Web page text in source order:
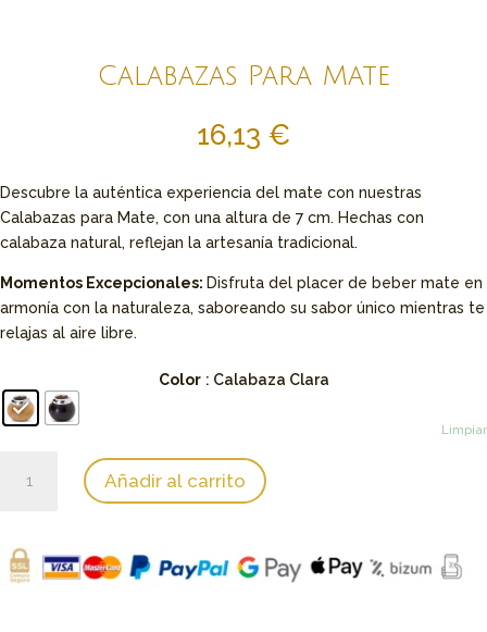
Calabazas Para Mate
16,13 €
Descubre la auténtica experiencia del mate con nuestras
Calabazas para Mate, con una altura de 7 cm. Hechas con
calabaza natural, reflejan la artesanía tradicional.
Momentos Excepcionales: Disfruta del placer de beber mate en
armonía con la naturaleza, saboreando su sabor único mientras te
relajas al aire libre.
Color : Calabaza Clara
Limpiar
Para
Añadir al carrito